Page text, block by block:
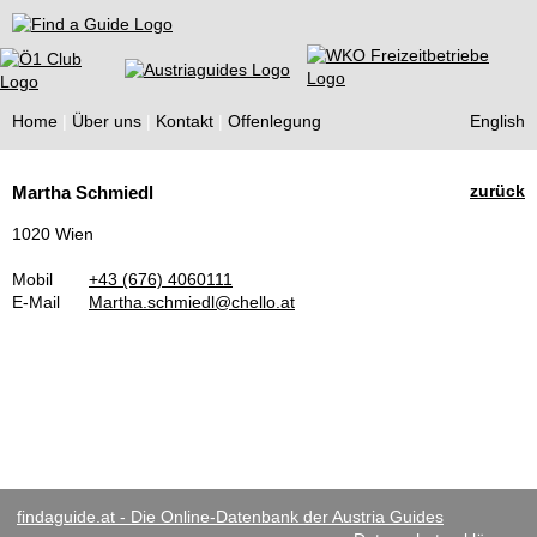
Find a Guide
Home Über uns Kontakt Offenlegung English
Guides
zurück
Martha Schmiedl
1020 Wien
Mobil
+43 (676) 4060111
E-Mail
Martha.schmiedl@chello.at
findaguide.at - Die Online-Datenbank der Austria Guides